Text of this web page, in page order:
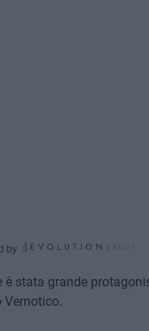
by
stata grande
Vernotico.